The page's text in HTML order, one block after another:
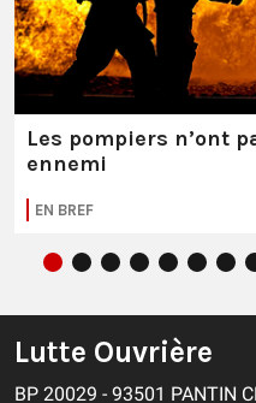
Les pompiers n’ont
ennemi
EN BREF
Lutte Ouvrière
BP 20029 - 93501 PANTIN